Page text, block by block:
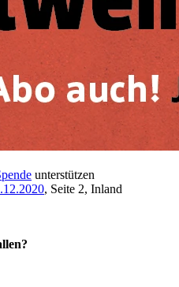
unterstützen
, Seite 2, Inland